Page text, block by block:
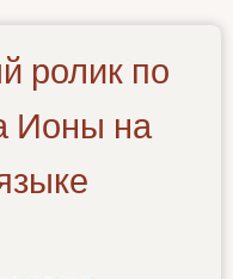
ролик по
Ионы на